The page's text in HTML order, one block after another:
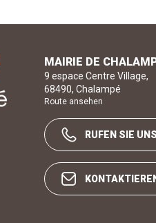
une chance !
MAIRIE DE
9 espace Centre Village,
68490, Chalampé
Route ansehen
RUFEN SIE